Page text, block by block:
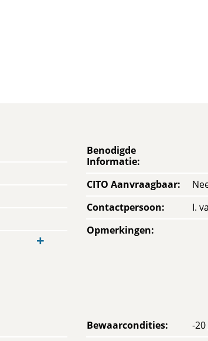
+
Benodigde
Informatie:
CITO Aanvraagbaar:
Contactpersoon: I.
Opmerkingen:
Bewaarcondities:
-